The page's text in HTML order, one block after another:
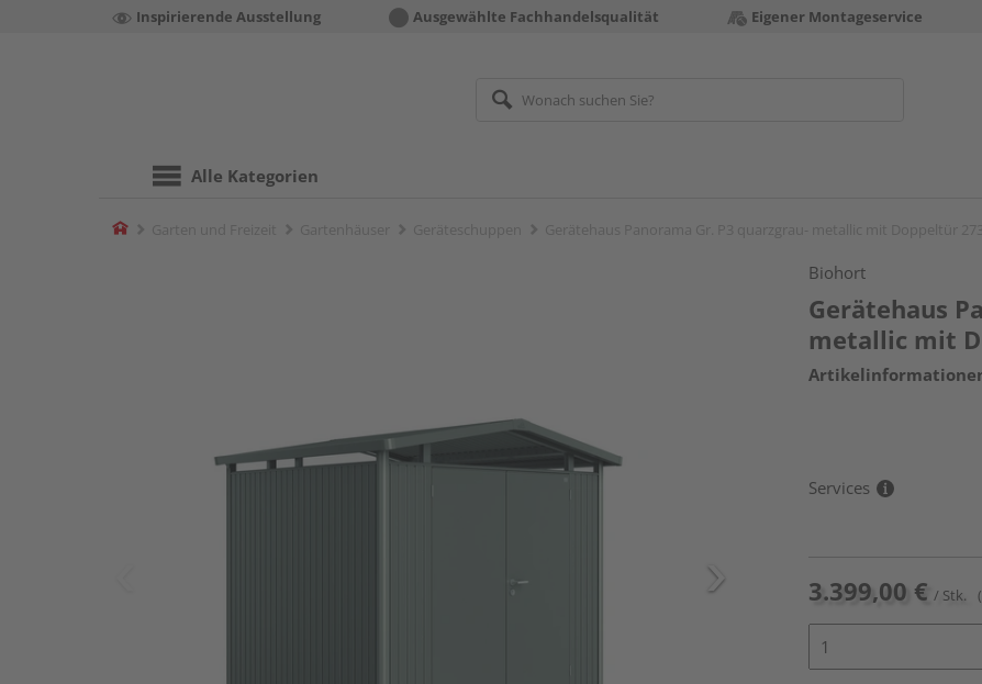
Inspirierende Ausstellung Ausgewählte Fachhandelsqualität Eigener Montageservice
Alle Kategorien
Home
Biohort
Gerätehaus
metallic mit
Services
3.399,00 € / Stk.